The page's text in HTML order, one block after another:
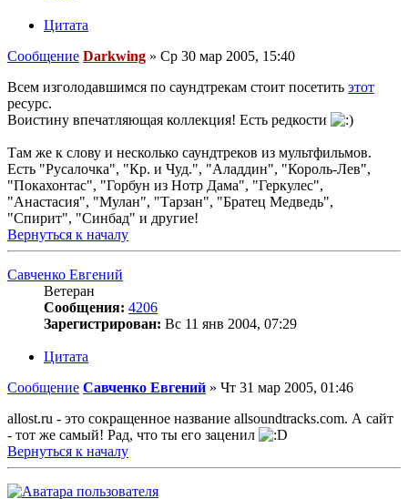
Цитата
Сообщение Darkwing » Ср 30 мар 2005, 15:40
Всем изголодавшимся по саундтрекам стоит посетить этот
ресурс.
Воистину впечатляющая коллекция! Есть редкости
Там же к слову и несколько саундтреков из мультфильмов.
Есть "Русалочка", "Кр. и Чуд.", "Аладдин", "Король-Лев",
"Покахонтас", "Горбун из Нотр Дама", "Геркулес",
"Анастасия", "Мулан", "Тарзан", "Братец Медведь",
"Спирит", "Синбад" и другие!
Вернуться к началу
Савченко Евгений
Ветеран
Сообщения: 4206
Зарегистрирован: Вс 11 янв 2004, 07:29
Цитата
Сообщение Савченко Евгений » Чт 31 мар 2005, 01:46
allost.ru - это сокращенное название allsoundtracks.com. А сайт
- тот же самый! Рад, что ты его заценил
Вернуться к началу